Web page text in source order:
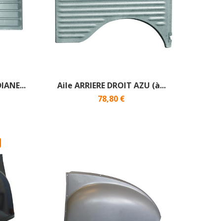
Aile ARRIERE DROIT AZU (à...
78,80 €